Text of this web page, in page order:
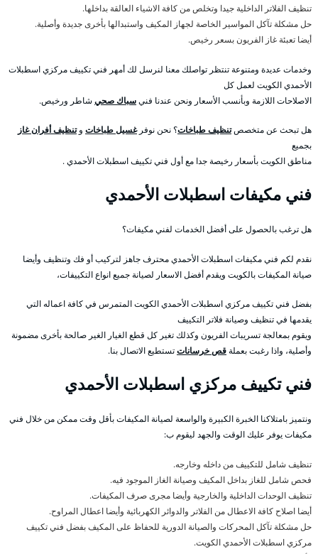
تنظيف الفلاتر الداخلية جيدا وتخلص من كافة الاشياء العالقة بداخلها.
حل مشكلة تآكل المواسير الخاصة لجهاز المكيف واستبدالها بأخرى جديدة وأصلية.
أيضا تعبئة غاز الفريون بسعر رخيص.
وخدمات عديدة ومتنوعة تنتظر تواصلك معنا لنرسل لك أمهر فني تكييف مركزي اسطبلات
الأحمدي الكويت لعمل كل
الاصلاحات اللازمة وبأنسب الأسعار ونحن عندنا فنيسباك صحي شاطر ورخيص.
هل تبحث عن متخصصتنظيف طباخات؟ نحن نوفرغسيل طباخات وتنظيف أفران غاز
بجميع
مناطق الكويت بأسعار رخيصة جدا مع أول فني تكييف اسطبلات الأحمدي .
فني مكيفات اسطبلات الأحمدي
هل ترغب بالحصول على أفضل الخدمات لفني مكيفات؟
نقدم لكم فني مكيفات اسطبلات الأحمدي محترف جاهز لتركيب أو فك وتنظيف وأيضا
صيانة المكيفات بالكويت ويقدم أفضل الاسعار لصيانة جميع انواع التكييفات،
بفضل فني تكييف مركزي اسطبلات الأحمدي الكويت المتمرس في كافة اعماله التي
يقدمها في تنظيف وصيانة فلاتر التكييف
ويقوم بمعالجة تسريبات الفريون وكذلك تغير كل قطع الغيار الغير صالحة بأخرى مضمونة
وأصلية، واذا رغبت بعملةقص خرساناتتستطيع الاتصال بنا.
فني تكييف مركزي اسطبلات الأحمدي
ونتميز بامتلاكنا الخبرة الكبيرة والواسعة لصيانة المكيفات بأقل وقت ممكن من خلال فني
مكيفات يوفر عليك الوقت والجهد ليقوم ب:
تنظيف شامل للتكييف من داخله وخارجه.
فحص شامل للغاز بداخل المكيف وصيانة الغاز الموجود فيه.
تنظيف الوحدات الداخلية والخارجية وأيضا مجرى صرف المكيفات.
أيضا اصلاح كافة الاعطال من الفلاتر والدوائر الكهربائية وأيضا اعطال المراوح.
حل مشكلة تآكل المحركات والصيانة الدورية للحفاظ على المكيف بفضل فني تكييف
مركزي اسطبلات الأحمدي الكويت.